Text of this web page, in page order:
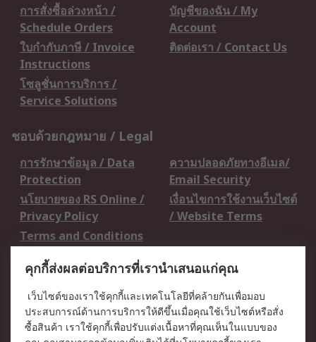
การสั่งซื้อล่วงหน้า /
Schedule Orders
บัญชีของฉัน / My
Account
ใบกำกับภาษี / Invoice
Instructions
ติดต่อเรา / Contact Us
โซลูชั่นการบริการ /
Service Solutions
ชอบด้วยกฎหมาย / Legal
การรักษาข้อมูล / Data
Protection
ความปลอดภัยทางอีเมล/
Email Security
นโยบายของ RS Online /
Privacy Policy
เงื่อนไขการใช้งานเว็บไซต์
/ Website Terms
Terms and Conditions
เกี่ยวกับ RS / About RS
RS ทั่วโลก / RS
Worldwide
ข่าวประชาสัมพันธ์ / Press
Centre
คุกกี้ส่งผลต่อบริการที่เรานำเสนอแก่คุณ
เว็บไซต์ของเราใช้คุกกี้และเทคโนโลยีที่คล้ายกันเพื่อมอบ
ประสบการณ์ด้านการบริการให้ดีขึ้นเมื่อคุณใช้เว็บไซต์หรือสั่ง
ซื้อสินค้า เราใช้คุกกี้เพื่อปรับแต่งเนื้อหาที่คุณเห็นในแบบของ